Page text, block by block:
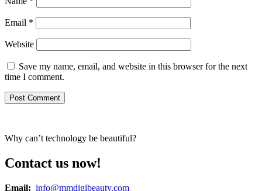
Email *
Website
Save my name, email, and website in this browser for the next
time I comment.
Why can’t technology be beautiful?
Contact us now!
Email: info@mmdigibeauty.com